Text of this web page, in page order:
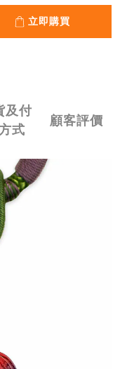
立即購買
及付
式
顧客評價